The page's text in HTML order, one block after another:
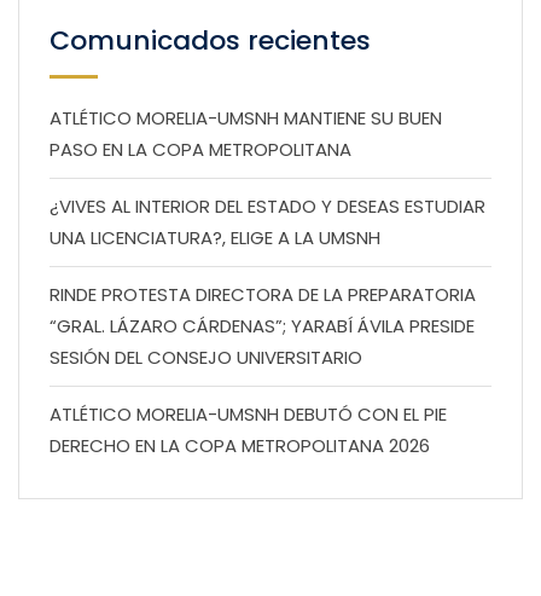
Comunicados recientes
ATLÉTICO MORELIA-UMSNH MANTIENE SU BUEN
PASO EN LA COPA METROPOLITANA
¿VIVES AL INTERIOR DEL ESTADO Y DESEAS ESTUDIAR
UNA LICENCIATURA?, ELIGE A LA UMSNH
RINDE PROTESTA DIRECTORA DE LA PREPARATORIA
“GRAL. LÁZARO CÁRDENAS”; YARABÍ ÁVILA PRESIDE
SESIÓN DEL CONSEJO UNIVERSITARIO
ATLÉTICO MORELIA-UMSNH DEBUTÓ CON EL PIE
DERECHO EN LA COPA METROPOLITANA 2026